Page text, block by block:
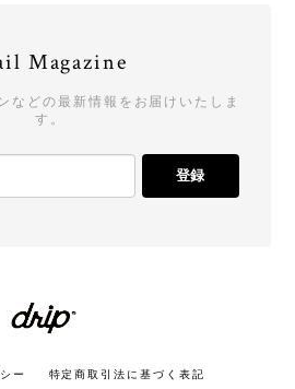
Magazine
などの最新情報をお届けいたしま
す。
登録
ー 特定商取引法に基づく表記